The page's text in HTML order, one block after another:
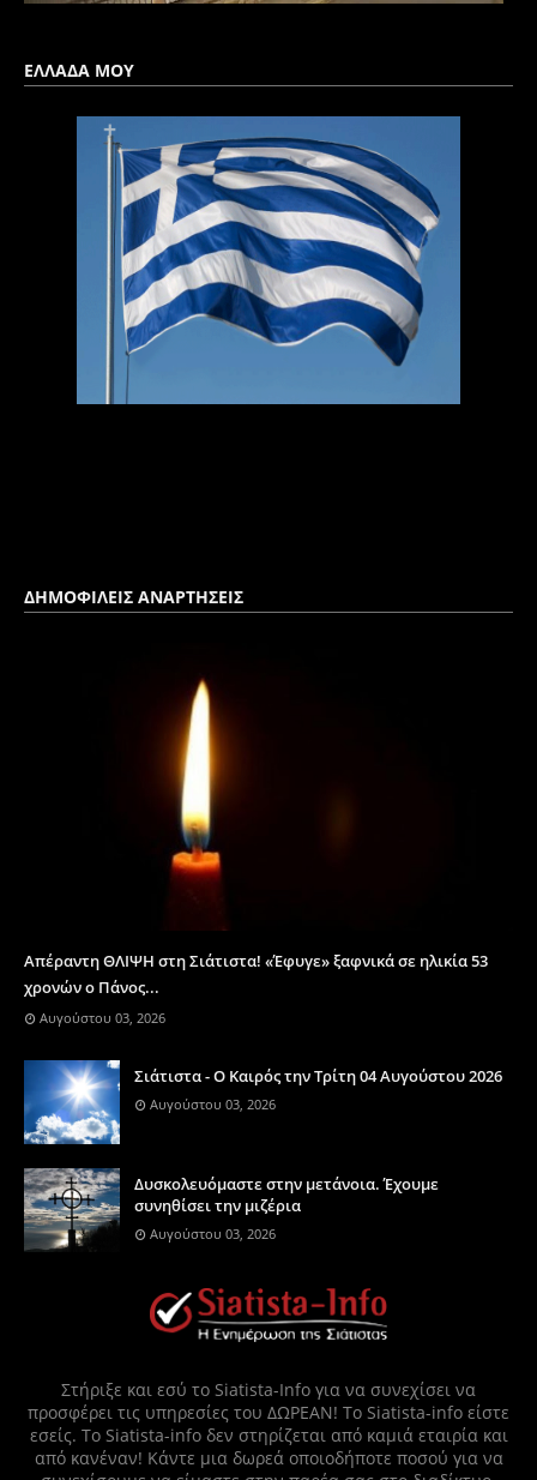
ΕΛΛΑΔΑ ΜΟΥ
ΔΗΜΟΦΙΛΕΙΣ ΑΝΑΡΤΗΣΕΙΣ
Απέραντη ΘΛΙΨΗ στη Σιάτιστα! «Έφυγε» ξαφνικά σε ηλικία 53
χρονών ο Πάνος...
Αυγούστου 03, 2026
Σιάτιστα - Ο Καιρός την Τρίτη 04 Αυγούστου 2026
Αυγούστου 03, 2026
Δυσκολευόμαστε στην μετάνοια. Έχουμε
συνηθίσει την μιζέρια
Αυγούστου 03, 2026
Στήριξε και εσύ το Siatista-Info για να συνεχίσει να
προσφέρει τις υπηρεσίες του ΔΩΡΕΑΝ! Το Siatista-info είστε
εσείς. Το Siatista-info δεν στηρίζεται από καμιά εταιρία και
από κανέναν! Κάντε μια δωρεά οποιοδήποτε ποσού για να